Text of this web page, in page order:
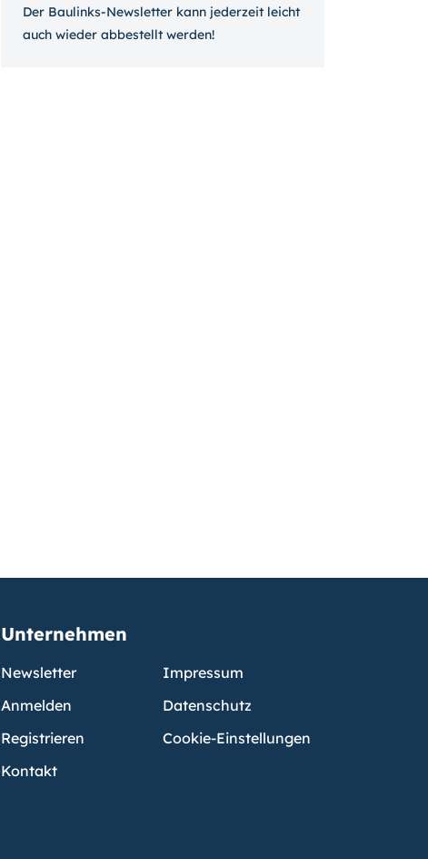
Der Baulinks-Newsletter kann jeder­zeit leicht
auch wieder ab­bestellt werden!
Unternehmen
Newsletter
Anmelden
Registrieren
Kontakt
Impressum
Datenschutz
Cookie-Einstellungen